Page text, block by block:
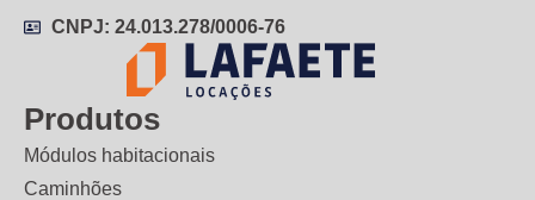
CNPJ: 24.013.278/0006-76
Produtos
Módulos habitacionais
Caminhões